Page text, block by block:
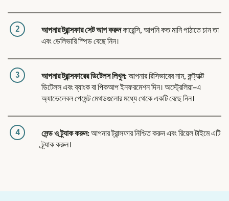
2 আপনার ট্রান্সফার সেট আপ করুনকারেন্সি, আপনি কত মানি পাঠাতে চান তা
এবং ডেলিভারি স্পিড বেছে নিন।
3 আপনার ট্রান্সফারের ডিটেলস লিখুন:আপনার রিসিভারের নাম, কন্ট্যাক্ট
ডিটেলস এবং ব্যাংক বা পিকআপ ইনফরমেশন দিন। অস্ট্রেলিয়া-এ
অ্যাভেলেবল পেমেন্ট মেথডগুলোর মধ্যে থেকে একটি বেছে নিন।
4 সেন্ড ও ট্র্যাক করুন:আপনার ট্রান্সফার নিশ্চিত করুন এবং রিয়েল টাইমে এটি
ট্র্যাক করুন।